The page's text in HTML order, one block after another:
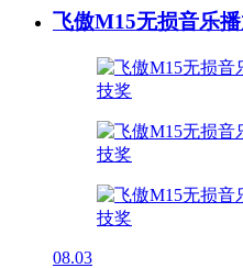
飞傲M15无损音乐
08.03